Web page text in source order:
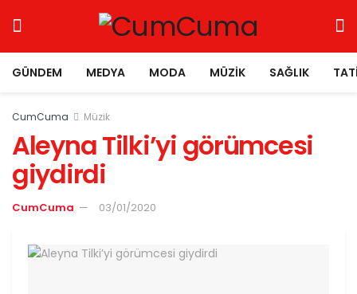
GÜNDEM MEDYA MODA MÜZIK SAĞLIK
CumCuma Müzik
Aleyna Tilki’yi görümcesi
giydirdi
CumCuma 03/01/2020